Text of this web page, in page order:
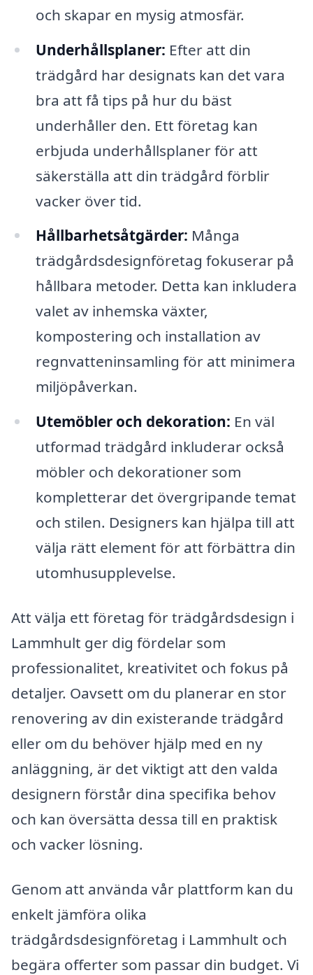
och skapar en mysig atmosfär.
Underhållsplaner: Efter att din
trädgård har designats kan det vara
bra att få tips på hur du bäst
underhåller den. Ett företag kan
erbjuda underhållsplaner för att
säkerställa att din trädgård förblir
vacker över tid.
Hållbarhetsåtgärder: Många
trädgårdsdesignföretag fokuserar på
hållbara metoder. Detta kan inkludera
valet av inhemska växter,
kompostering och installation av
regnvatteninsamling för att minimera
miljöpåverkan.
Utemöbler och dekoration: En väl
utformad trädgård inkluderar också
möbler och dekorationer som
kompletterar det övergripande temat
och stilen. Designers kan hjälpa till att
välja rätt element för att förbättra din
utomhusupplevelse.
Att välja ett företag för trädgårdsdesign i
Lammhult ger dig fördelar som
professionalitet, kreativitet och fokus på
detaljer. Oavsett om du planerar en stor
renovering av din existerande trädgård
eller om du behöver hjälp med en ny
anläggning, är det viktigt att den valda
designern förstår dina specifika behov
och kan översätta dessa till en praktisk
och vacker lösning.
Genom att använda vår plattform kan du
enkelt jämföra olika
trädgårdsdesignföretag i Lammhult och
begära offerter som passar din budget. Vi